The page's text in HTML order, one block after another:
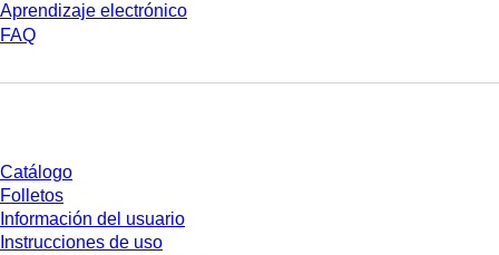
Aprendizaje electrónico
FAQ
Catálogo
Folletos
Información del usuario
Instrucciones de uso